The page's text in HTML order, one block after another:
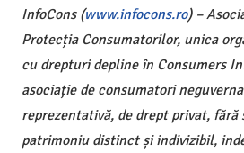
InfoCons (www.infocons.ro) –
Protecția Consumatorilor, unica
cu drepturi depline în Consumers
asociație de consumatori
reprezentativă, de drept privat, fără
patrimoniu distinct și indivizibil,